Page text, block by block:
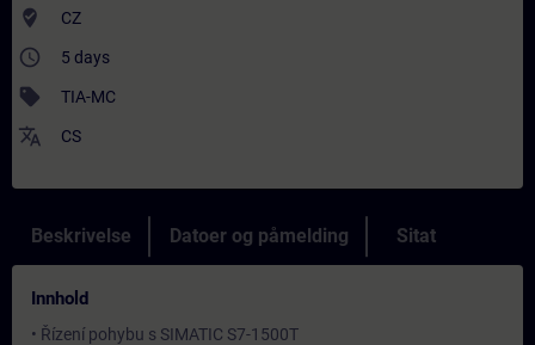
where_to_vote CZ
access_time 5 days
sell TIA-MC
translate CS
Beskrivelse Datoer og påmelding Sitat
Innhold
• Řízení pohybu s SIMATIC S7-1500T